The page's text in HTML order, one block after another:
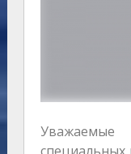
Уважаемые